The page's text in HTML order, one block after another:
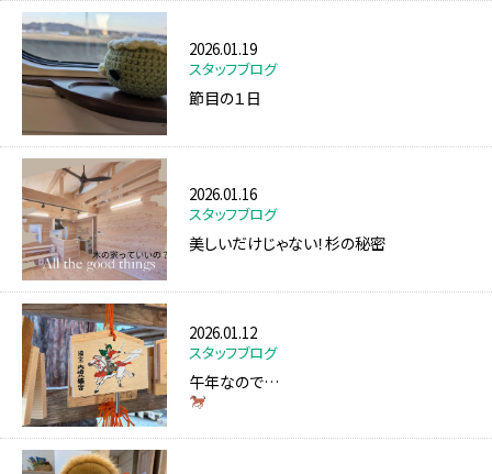
2026.01.19
スタッフブログ
節目の１日
2026.01.16
スタッフブログ
美しいだけじゃない！杉の秘密
2026.01.12
スタッフブログ
午年なので…